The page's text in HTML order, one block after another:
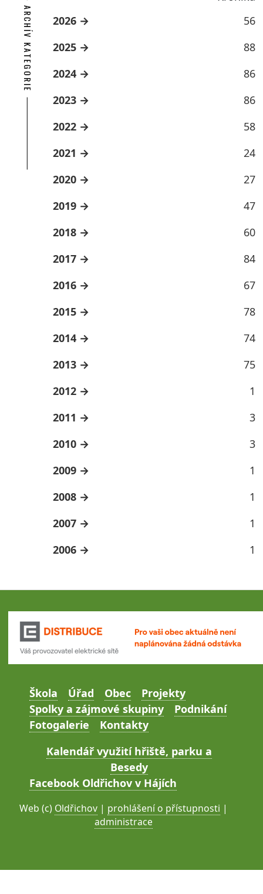
ARCHÍV KATEGORIE 2026
56
2025
88
2024
86
2023
86
2022
58
2021
24
2020
27
2019
47
2018
60
2017
84
2016
67
2015
78
2014
74
2013
75
2012
1
2011
3
2010
3
2009
1
2008
1
2007
1
2006
1
Škola Úřad Obec
Projekty
Spolky a zájmové skupiny
Podnikání
Fotogalerie
Kontakty
Kalendář využití hřiště, parku a
Besedy
Facebook Oldřichov v Hájích
Web (c) Oldřichov | prohlášení o přístupnosti |
administrace